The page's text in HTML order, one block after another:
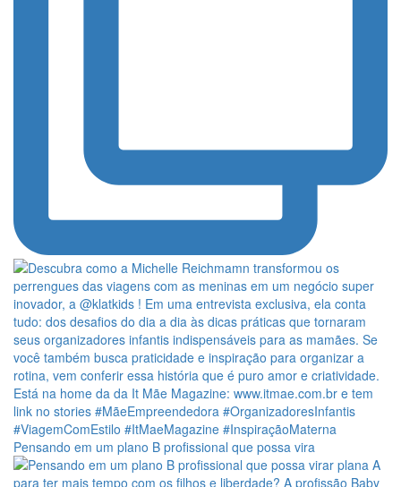
Pensando em um plano B profissional que possa vira